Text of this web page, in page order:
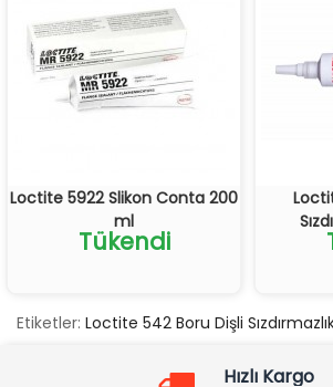
Loctite 5922 Slikon Conta 200
ml
Tükendi
Etiketler: Loctite 542 Boru Dişli
Hızlı Kargo